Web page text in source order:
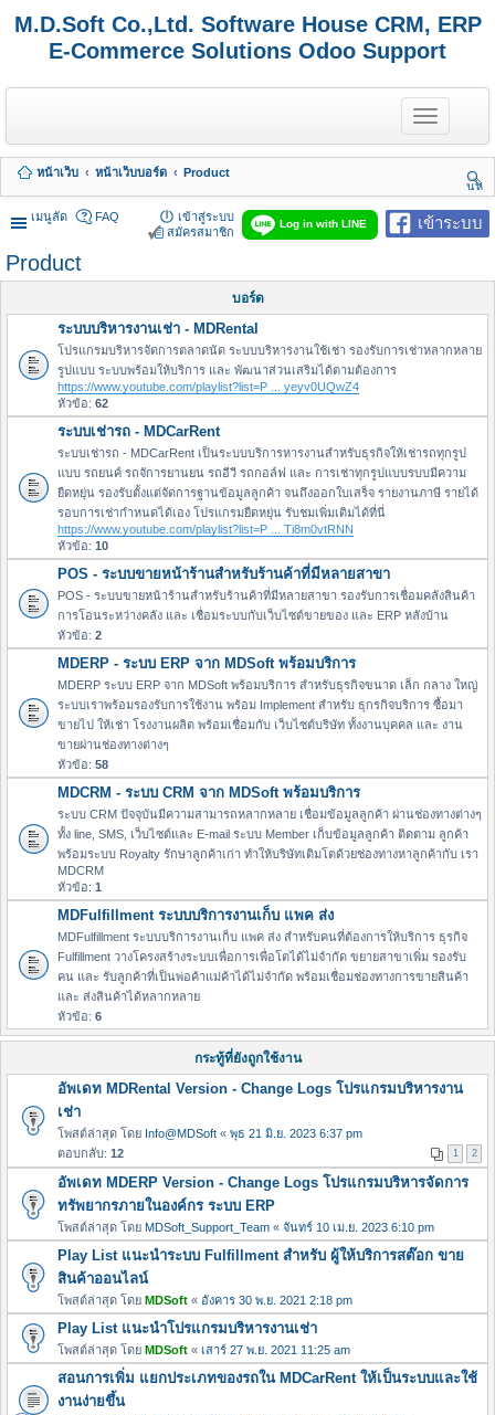
M.D.Soft Co.,Ltd. Software House CRM, ERP
E-Commerce Solutions Odoo Support
T
o
g
e
n
a
g
t
o
หน้าเว็บ หน้าเว็บบอร์ด
Product
นห
า
เมนูลัด
เข้าระบบ
Log in with LINE
FAQ
เข้าสู่ระบบ
สมัครสมาชิก
Product
บอร์ด
ระบบบริหารงานเช่า - MDRental
โปรแกรมบริหารจัดการตลาดนัด ระบบบริหารงานใช้เช่า รองรับการเช่าหลากหลาย
รูปแบบ ระบบพร้อมให้บริการ และ พัฒนาส่วนเสริมได้ตามต้องการ
https://www.youtube.com/playlist?list=P ... yeyv0UQwZ4
หัวข้อ: 62
ระบบเช่ารถ - MDCarRent
ระบบเช่ารถ - MDCarRent เป็นระบบบริการหารงานสำหรับธุรกิจให้เช่ารถทุกรูป
แบบ รถยนค์ รถจัการยานยน รถอีวี รถกอล์ฟ และ การเช่าทุกรูปแบบรบบมีความ
ยืดหยุ่น รองรับตั้งแต่จัดการฐานข้อมูลลูกค้า จนถึงออกใบเสร็จ รายงานภาษี รายได้
รอบการเช่ากำหนดได้เอง โปรแกรมยืดหยุ่น รับชมเพิ่มเติมได้ที่นี่
https://www.youtube.com/playlist?list=P ... Ti8m0vtRNN
หัวข้อ: 10
POS - ระบบขายหน้าร้านสำหรับร้านค้าที่มีหลายสาขา
POS - ระบบขายหน้าร้านสำหรับร้านค้าที่มีหลายสาขา รองรับการเชื่อมคลังสินค้า
การโอนระหว่างคลัง และ เชื่อมระบบกับเว็บไซต์ขายของ และ ERP หลังบ้าน
หัวข้อ: 2
MDERP - ระบบ ERP จาก MDSoft พร้อมบริการ
MDERP ระบบ ERP จาก MDSoft พร้อมบริการ สำหรับธุรกิจขนาด เล็ก กลาง ใหญ่
ระบบเราพร้อมรองรับการใช้งาน พร้อม Implement สำหรับ ธุกรกิจบริการ ซื้อมา
ขายไป ให้เช่า โรงงานผลิต พร้อมเชื่อมกับ เว็บไซต์บริษัท ทั้งงานบุคคล และ งาน
ขายผ่านช่องทางต่างๆ
หัวข้อ: 58
MDCRM - ระบบ CRM จาก MDSoft พร้อมบริการ
ระบบ CRM ปัจจุบันมีความสามารถหลากหลาย เชื่อมข้อมูลลูกค้า ผ่านช่องทางต่างๆ
ทั้ง line, SMS, เว็บไซต์และ E-mail ระบบ Member เก็บข้อมูลลูกค้า ติดตาม ลูกค้า
พร้อมระบบ Royalty รักษาลูกค้าเก่า ทำให้บริษัทเติมโตด้วยช่องทางหาลูกค้ากับ เรา
MDCRM
หัวข้อ: 1
MDFulfillment ระบบบริการงานเก็บ แพค ส่ง
MDFulfillment ระบบบริการงานเก็บ แพค ส่ง สำหรับคนที่ต้องการให้บริการ ธุรกิจ
Fulfillment วางโครงสร้างระบบเพื่อการเพื่อโตได้ไม่จำกัด ขยายสาขาเพิ่ม รองรับ
คน และ รับลูกค้าที่เป็นพ่อค้าแม่ค้าได้ไม่จำกัด พร้อมเชื่อมช่องทางการขายสินค้า
และ ส่งสินค้าได้หลากหลาย
หัวข้อ: 6
กระทู้ที่ยังถูกใช้งาน
อัพเดท MDRental Version - Change Logs โปรแกรมบริหารงาน
เช่า
โพสต์ล่าสุด โดย Info@MDSoft « พุธ 21 มิ.ย. 2023 6:37 pm
ตอบกลับ: 12 1 2
อัพเดท MDERP Version - Change Logs โปรแกรมบริหารจัดการ
ทรัพยากรภายในองค์กร ระบบ ERP
โพสต์ล่าสุด โดย MDSoft_Support_Team « จันทร์ 10 เม.ย. 2023 6:10 pm
Play List แนะนำระบบ Fulfillment สำหรับ ผู้ให้บริการสต๊อก ขาย
สินค้าออนไลน์
โพสต์ล่าสุด โดย MDSoft « อังคาร 30 พ.ย. 2021 2:18 pm
Play List แนะนำโปรแกรมบริหารงานเช่า
โพสต์ล่าสุด โดย MDSoft « เสาร์ 27 พ.ย. 2021 11:25 am
สอนการเพิ่ม แยกประเภทของรถใน MDCarRent ให้เป็นระบบและใช้
งานง่ายขึ้น